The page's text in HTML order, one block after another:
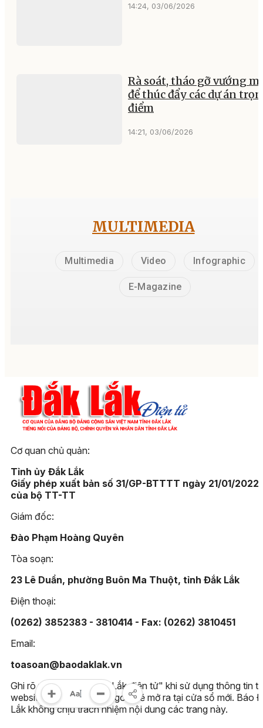
14:24, 03/06/2026
Rà soát, tháo gỡ vướng
để thúc đẩy các dự án
điểm
14:21, 03/06/2026
MULTIMEDIA
Multimedia Video Infographic
E-Magazine
Cơ quan chủ quản:
Tỉnh ủy Đắk Lắk
Giấy phép xuất bản số 31/GP-BTTTT ngày 21/01/2022
của bộ TT-TT
Giám đốc:
Đào Phạm Hoàng Quyên
Tòa soạn:
23 Lê Duẩn, phường Buôn Ma Thuột, tỉnh Đắk Lắk
Điện thoại:
(0262) 3852383 - 3810414 - Fax: (0262) 3810451
Email:
toasoan@baodaklak.vn
Ghi rõ nguồn "Báo Đắk Lắk điện tử" khi sử dụng thông tin
website này. Các trang ngoài sẽ mở ra tại cửa sổ mới. Báo
Lắk không chịu trách nhiệm nội dung các trang này.